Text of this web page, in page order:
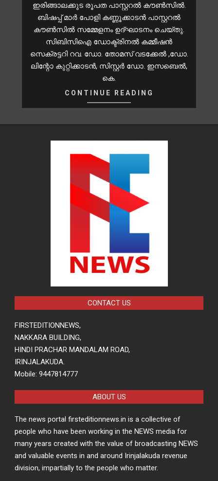
ഇരിങ്ങാലക്കുട രൂപത പാസ്റ്ററല്‍ കൗണ്‍സില്‍.
ബിഷപ്പ് മാര്‍ പോളി കണ്ണൂക്കാടന്‍ പാസ്റ്ററല്‍
കൗണ്‍സില്‍ സമ്മേളനം ഉദ്ഘാടനം ചെയ്തു.
സിബിസിഐ ഡോക്ട്രിനല്‍ കമ്മീഷന്‍
സെക്രട്ടറി റവ. ഡോ. തോമസ് വടക്കേല്‍ ,ഡോ.
ലിന്റോ കുറ്റിക്കാടന്‍, സിസ്റ്റര്‍ ഡോ. ഇസബെല്‍,
കെ.
CONTINUE READING
CONTACT US
FIRSTEDITIONNEWS,
NAKKARA BUILDING,
HINDI PRACHAR MANDALAM ROAD,
IRINJALAKUDA.
Mobile: 9447814777
ABOUT US
The news portal firsteditionnews.in is a collective of
people who have been working in the NEWS media for
many years created with the value of broadcasting NEWS
and valuable events in and around Irinjalakuda revenue
division, impartially to the people who matter.